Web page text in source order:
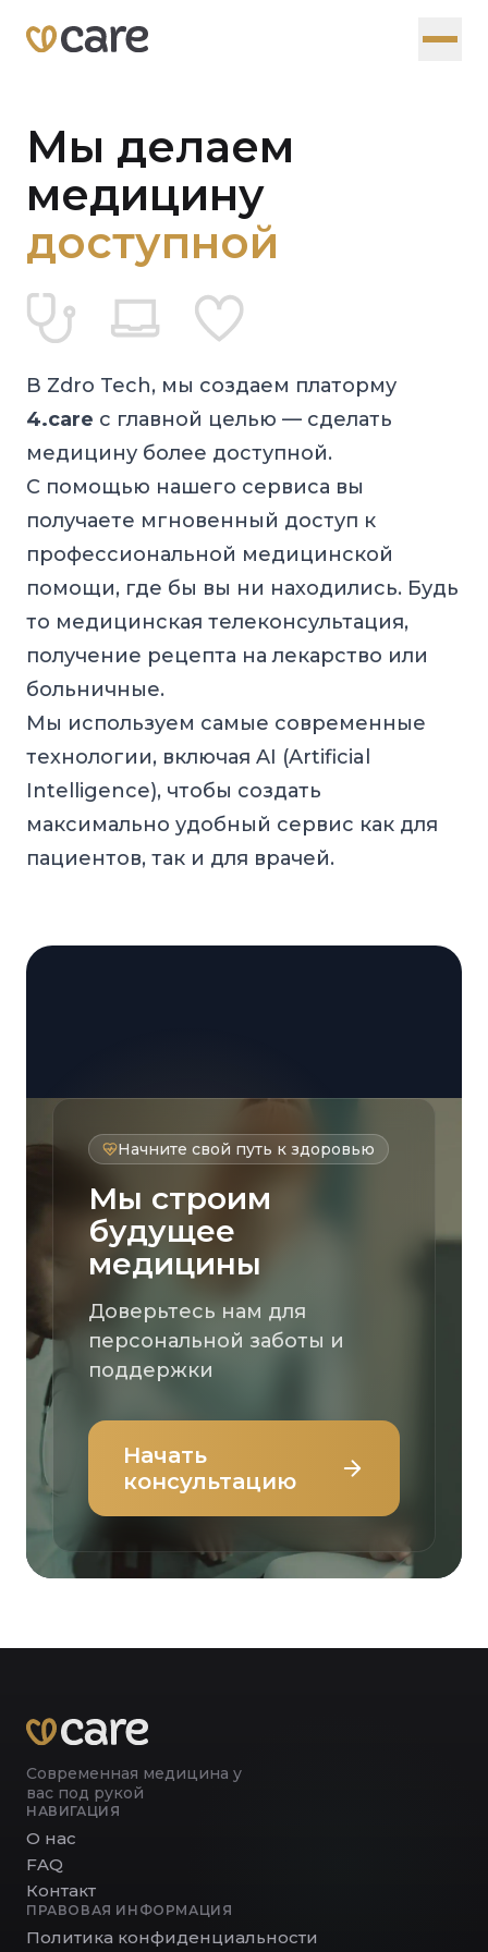
Мы делаем
медицину
доступной
В Zdro Tech, мы создаем платорму
4.care с главной целью — сделать
медицину более доступной.
С помощью нашего сервиса вы
получаете мгновенный доступ к
профессиональной медицинской
помощи, где бы вы ни находились. Будь
то медицинская телеконсультация,
получение рецепта на лекарство или
больничные.
Мы используем самые современные
технологии, включая AI (Artificial
Intelligence), чтобы создать
максимально удобный сервис как для
пациентов, так и для врачей.
Начните свой путь к здоровью
Мы строим
будущее
медицины
Доверьтесь нам для
персональной заботы и
поддержки
Начать
консультацию
Современная медицина у
вас под рукой
НАВИГАЦИЯ
О нас
FAQ
Контакт
ПРАВОВАЯ ИНФОРМАЦИЯ
Политика конфиденциальности